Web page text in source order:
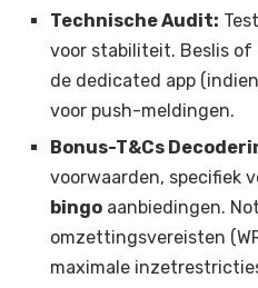
Technische Audit:
voor stabiliteit. Beslis of
de dedicated app
voor push-meldingen.
Bonus-T&Cs
voorwaarden, specifiek
bingo aanbiedingen.
omzettingsvereisten
maximale